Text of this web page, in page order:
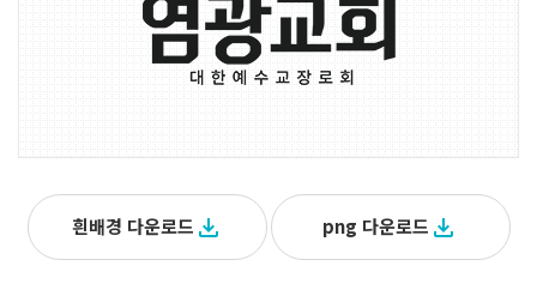
흰배경 다운로드 file_download png 다운로드 file_download